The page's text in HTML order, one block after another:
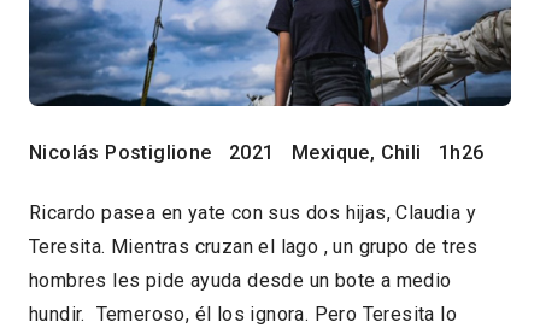
Nicolás Postiglione 2021 Mexique, Chili 1h26
Ricardo pasea en yate con sus dos hijas, Claudia y
Teresita. Mientras cruzan el lago , un grupo de tres
hombres les pide ayuda desde un bote a medio
hundir. Temeroso, él los ignora. Pero Teresita lo